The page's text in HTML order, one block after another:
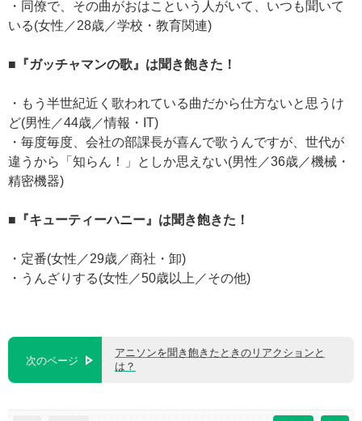
・同僚で、その曲がおはこという人がいて、いつも聞いて
いる(女性／28歳／学校・教育関連)
■『ガッチャマンの歌』は聞き飽きた！
・もう半世紀近く歌われている曲だから仕方ないと思うけ
ど(男性／44歳／情報・IT)
・毎度毎度、会社の部課長が喜んで歌うんですが、世代が
違うから「知らん！」としか思えない(男性／36歳／機械・
精密機器)
■『キューティーハニー』は聞き飽きた！
・定番(女性／29歳／商社・卸)
・うんざりする(女性／50歳以上／その他)
次のページ
アニソンを聞き飽きたときのリアクションと
は？